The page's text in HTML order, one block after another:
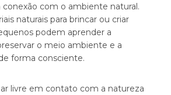
conexão com o ambiente natural.
naturais para brincar ou criar
podem aprender a
o meio ambiente e a
forma consciente.
livre em contato com a natureza